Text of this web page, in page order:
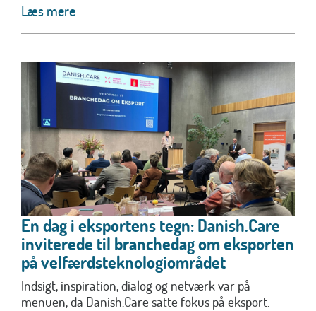
Læs mere
En dag i eksportens tegn: Danish.Care
inviterede til branchedag om eksporten
på velfærdsteknologiområdet
Indsigt, inspiration, dialog og netværk var på
menuen, da Danish.Care satte fokus på eksport.